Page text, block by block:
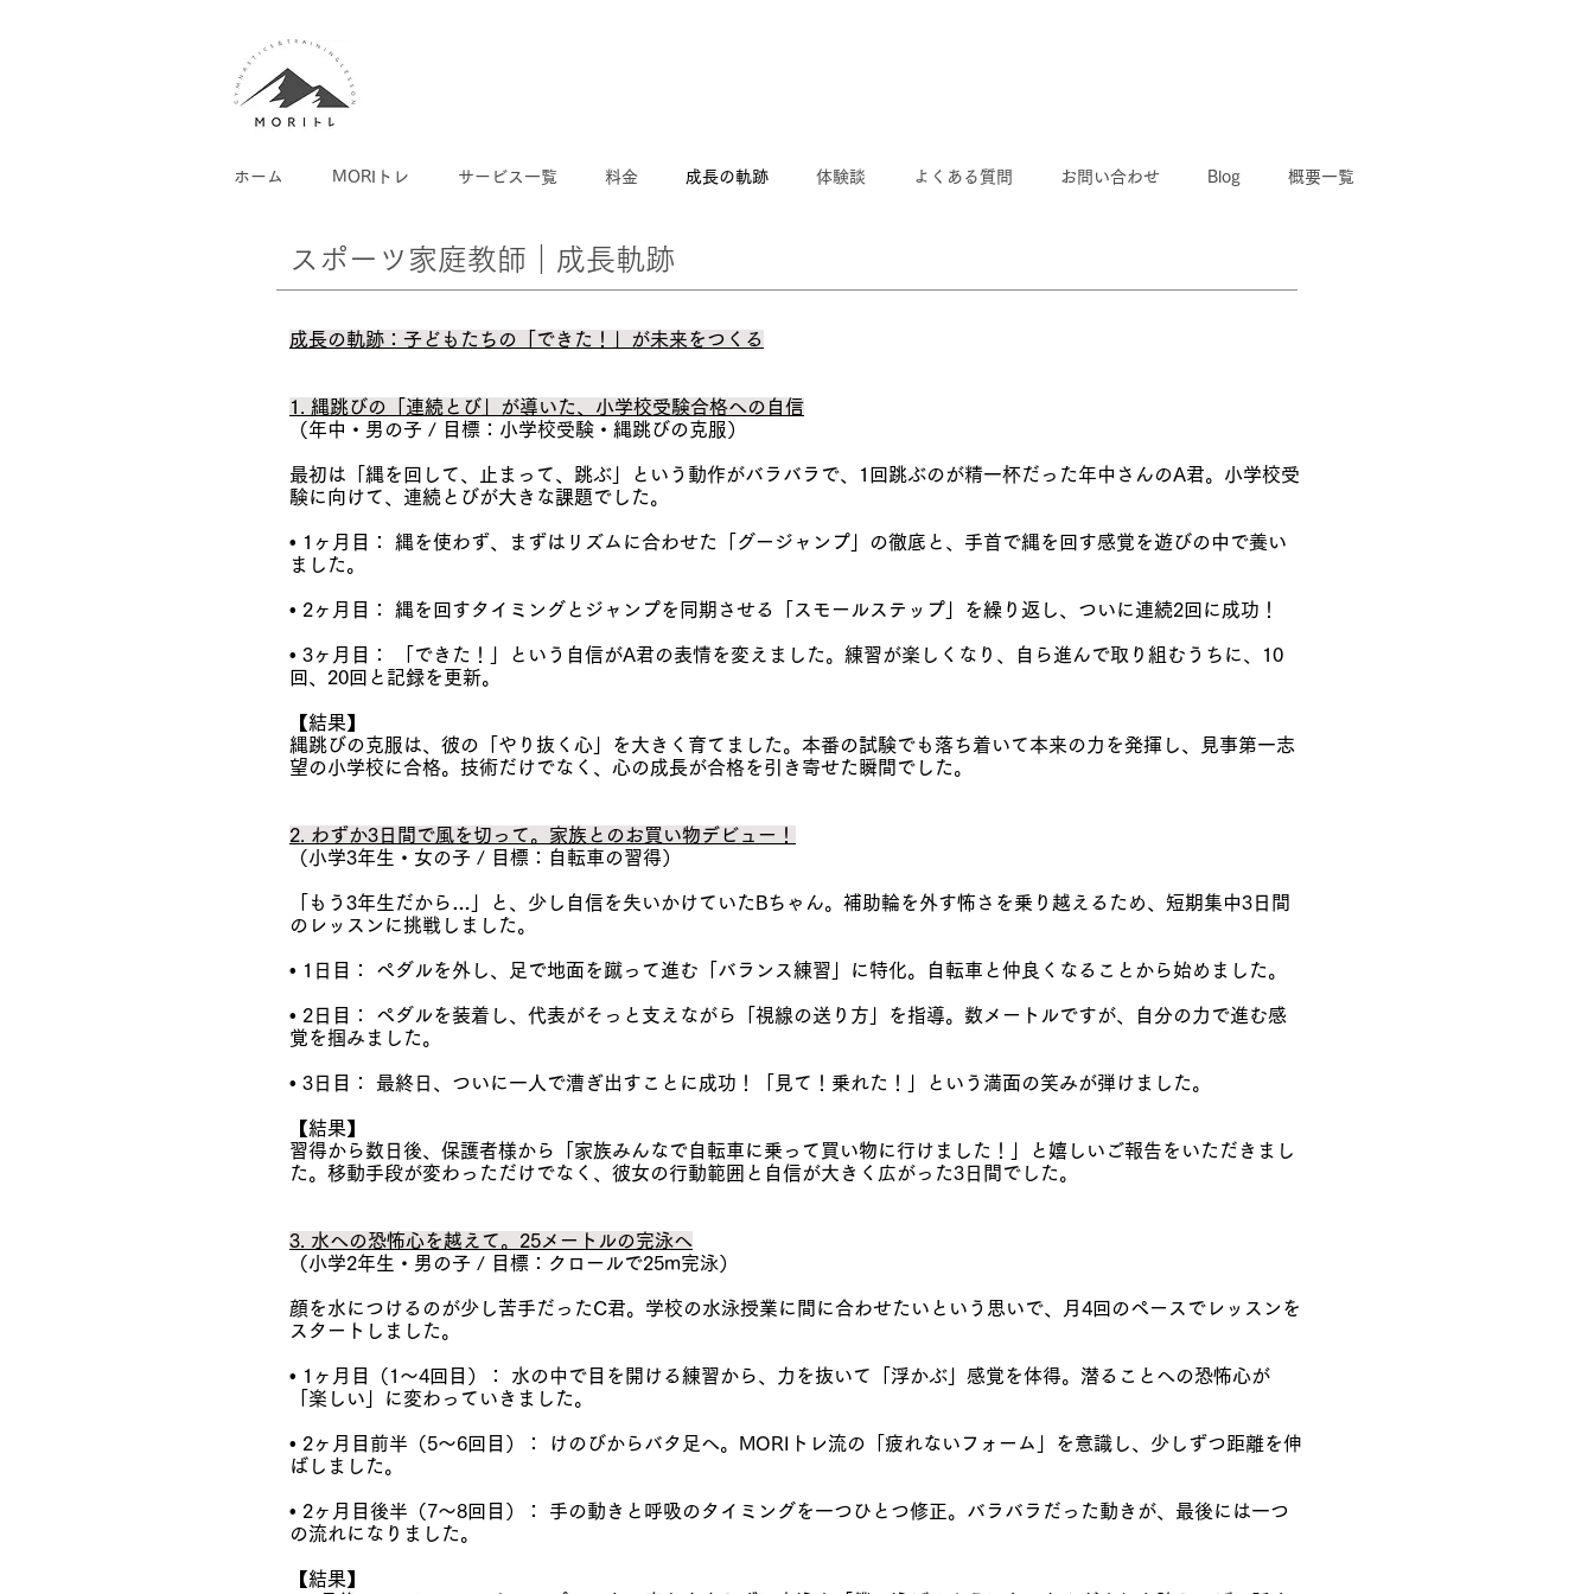
ホーム MORIトレ サービス一覧 料金 成長の軌跡 体験談 よくある質問 お問い合わせ Blog 概要一覧
スポーツ家庭教師｜​成長軌跡
成長の軌跡：子どもたちの「できた！」が未来をつくる
1. 縄跳びの「連続とび」が導いた、小学校受験合格への自信
（年中・男の子 / 目標：小学校受験・縄跳びの克服）
最初は「縄を回して、止まって、跳ぶ」という動作がバラバラで、1回跳ぶのが精一杯だった年中さんのA君。小学校受
験に向けて、連続とびが大きな課題でした。
• 1ヶ月目： 縄を使わず、まずはリズムに合わせた「グージャンプ」の徹底と、手首で縄を回す感覚を遊びの中で養い
ました。
• 2ヶ月目： 縄を回すタイミングとジャンプを同期させる「スモールステップ」を繰り返し、ついに連続2回に成功！
• 3ヶ月目： 「できた！」という自信がA君の表情を変えました。練習が楽しくなり、自ら進んで取り組むうちに、10
回、20回と記録を更新。
【結果】
縄跳びの克服は、彼の「やり抜く心」を大きく育てました。本番の試験でも落ち着いて本来の力を発揮し、見事第一志
望の小学校に合格。技術だけでなく、心の成長が合格を引き寄せた瞬間でした。
2. わずか3日間で風を切って。家族とのお買い物デビュー！
（小学3年生・女の子 / 目標：自転車の習得）
「もう3年生だから…」と、少し自信を失いかけていたBちゃん。補助輪を外す怖さを乗り越えるため、短期集中3日間
のレッスンに挑戦しました。
• 1日目： ペダルを外し、足で地面を蹴って進む「バランス練習」に特化。自転車と仲良くなることから始めました。
• 2日目： ペダルを装着し、代表がそっと支えながら「視線の送り方」を指導。数メートルですが、自分の力で進む感
覚を掴みました。
• 3日目： 最終日、ついに一人で漕ぎ出すことに成功！「見て！乗れた！」という満面の笑みが弾けました。
【結果】
習得から数日後、保護者様から「家族みんなで自転車に乗って買い物に行けました！」と嬉しいご報告をいただきまし
た。移動手段が変わっただけでなく、彼女の行動範囲と自信が大きく広がった3日間でした。
3. 水への恐怖心を越えて。25メートルの完泳へ
（小学2年生・男の子 / 目標：クロールで25m完泳）
顔を水につけるのが少し苦手だったC君。学校の水泳授業に間に合わせたいという思いで、月4回のペースでレッスンを
スタートしました。
• 1ヶ月目（1〜4回目）： 水の中で目を開ける練習から、力を抜いて「浮かぶ」感覚を体得。潜ることへの恐怖心が
「楽しい」に変わっていきました。
• 2ヶ月目前半（5〜6回目）： けのびからバタ足へ。MORIトレ流の「疲れないフォーム」を意識し、少しずつ距離を伸
ばしました。
• 2ヶ月目後半（7〜8回目）： 手の動きと呼吸のタイミングを一つひとつ修正。バラバラだった動きが、最後には一つ
の流れになりました。
【結果】